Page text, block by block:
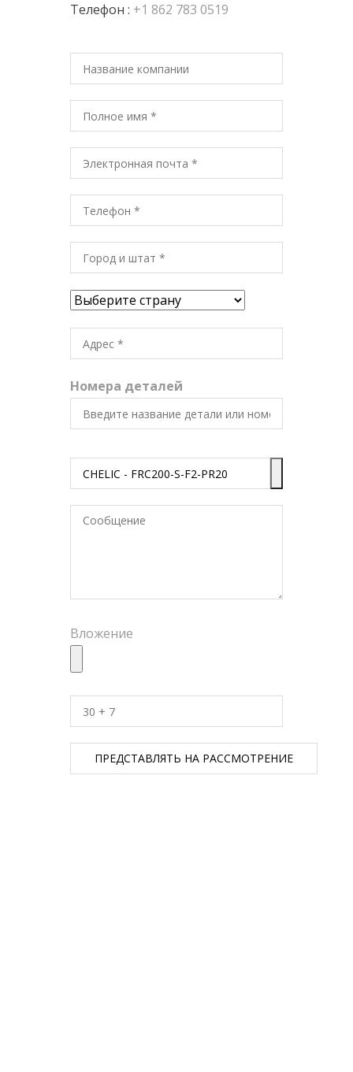
Телефон : +1 862 783 0519
Номера деталей
Вложение